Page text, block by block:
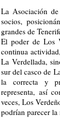
La Asociación
socios,
grandes de
El poder de Los
continua
La Verdellada,
sur del casco de
la correcta y
representa, así
veces, Los
podrían parecer la